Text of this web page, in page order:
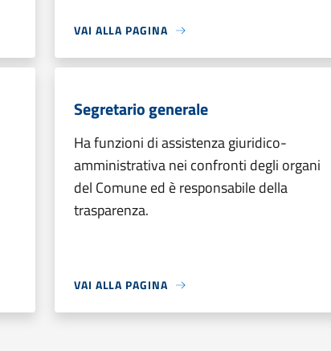
VAI ALLA PAGINA
Segretario generale
Ha funzioni di assistenza giuridico-
amministrativa nei confronti degli organi
del Comune ed è responsabile della
trasparenza.
VAI ALLA PAGINA